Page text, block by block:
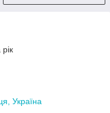
Україна